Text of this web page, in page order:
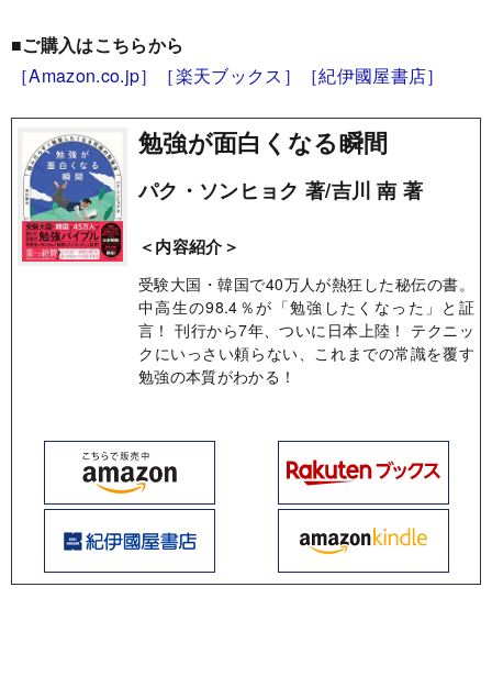
■ご購入はこちらから
［Amazon.co.jp］
［楽天ブックス］ ［紀伊國屋書店］
勉強が面白くなる瞬間
パク・ソンヒョク 著/吉川 南 著
＜内容紹介＞
受験大国・韓国で40万人が熱狂した秘伝の書。
中高生の98.4％が「勉強したくなった」と証
言！ 刊行から7年、ついに日本上陸！ テクニッ
クにいっさい頼らない、これまでの常識を覆す
勉強の本質がわかる！